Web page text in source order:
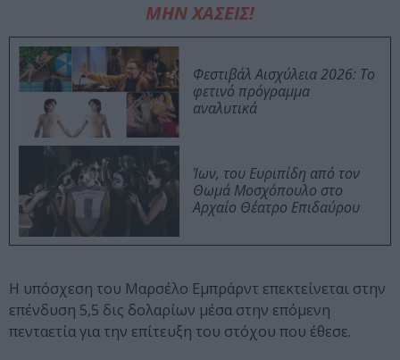
ΜΗΝ ΧΑΣΕΙΣ!
Φεστιβάλ Αισχύλεια 2026: Το
φετινό πρόγραμμα
αναλυτικά
Ίων, του Ευριπίδη από τον
Θωμά Μοσχόπουλο στο
Αρχαίο Θέατρο Επιδαύρου
Η υπόσχεση του Μαρσέλο Εμπράρντ επεκτείνεται στην
επένδυση 5,5 δις δολαρίων μέσα στην επόμενη
πενταετία για την επίτευξη του στόχου που έθεσε.